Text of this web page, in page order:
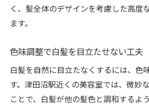
く、髪全体のデザインを考慮した高度
ます。
色味調整で白髪を目立たせない工夫
白髪を自然に目立たなくするには、色
す。津田沼駅近くの美容室では、微妙
ことで、白髪が他の髪色と調和するよ